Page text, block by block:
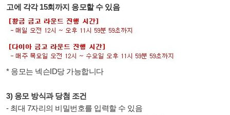
고에 각각 15회까지 응모할 수 있음
* 응모는 넥슨ID당 가능합니다
3) 응모 방식과 당첨 조건
- 최대 7자리의 비밀번호를 입력할 수 있음